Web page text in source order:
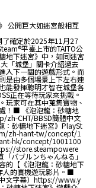
公開巨大如迷宮般相互
了確定於2025年11月27
平臺上市的TAITO公
地下迷宮》中，如同迷宮
「城堡」關卡介紹過去
入下一關的遊戲形式。而
是由多個場景上下左右連
能發揮聰明才智在城堡各
正在等待玩家來挑戰。
玩家可在其中蒐集寶物、
！■ 《泡泡龍：砂糖地
zh-CHT/BBSD簡體中文
砂糖地下迷宮》PlaySt
zh-hant-tw/concept/1
hk/concept/1001100
store.steampowere
バブルンちゃんねる」
的【《泡泡龍：砂糖地下
人的實機遊玩影片。■
文字幕）https://www.y